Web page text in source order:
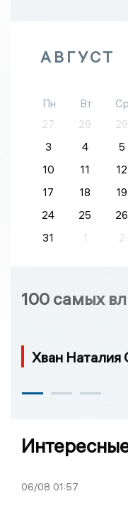
АВГУСТ
Пн Вт Ср
27
28 29
3
4 5
10
11 12
17
18 19
24
25 26
31
1 2
100 самых
Хван Наталия
06/08 01:57